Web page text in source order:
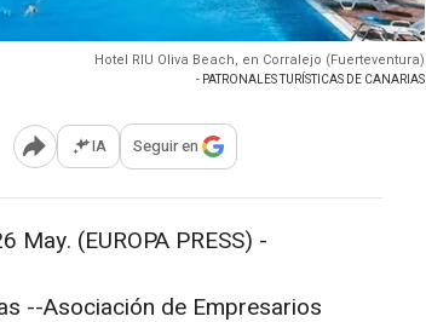
Hotel RIU Oliva Beach, en Corralejo (Fuerteventura)
- PATRONALES TURÍSTICAS DE CANARIAS
Abrir opciones para compartir
IA Seguir en
May. (EUROPA PRESS) -
--Asociación de Empresarios